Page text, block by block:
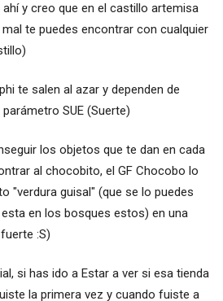
y creo que en el castillo artemisa
te puedes encontrar con cualquier
te salen al azar y dependen de
SUE (Suerte)
los objetos que te dan en cada
al chocobito, el GF Chocobo lo
"verdura guisal" (que se lo puedes
en los bosques estos) en una
:S)
si has ido a Estar a ver si esa tienda
la primera vez y cuando fuiste a